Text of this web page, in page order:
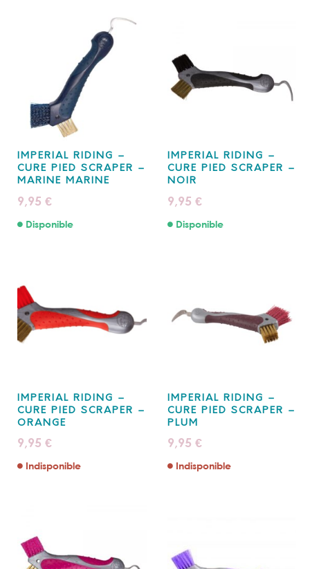
IMPERIAL RIDING –
CURE PIED SCRAPER –
MARINE MARINE
9,95 €
Disponible
IMPERIAL RIDING –
CURE PIED SCRAPER –
NOIR
9,95 €
Disponible
IMPERIAL RIDING –
CURE PIED SCRAPER –
ORANGE
9,95 €
Indisponible
IMPERIAL RIDING –
CURE PIED SCRAPER –
PLUM
9,95 €
Indisponible